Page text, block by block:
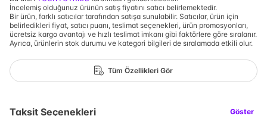
İncelemiş olduğunuz ürünün satış fiyatını satıcı belirlemektedir.
Bir ürün, farklı satıcılar tarafından satışa sunulabilir. Satıcılar, ürün için
belirledikleri fiyat, satıcı puanı, teslimat seçenekleri, ürün promosyonları,
ücretsiz kargo avantajı ve hızlı teslimat imkanı gibi faktörlere göre sıralanır.
Ayrıca, ürünlerin stok durumu ve kategori bilgileri de sıralamada etkili olur.
Tüm Özellikleri Gör
Taksit Seçenekleri Göster